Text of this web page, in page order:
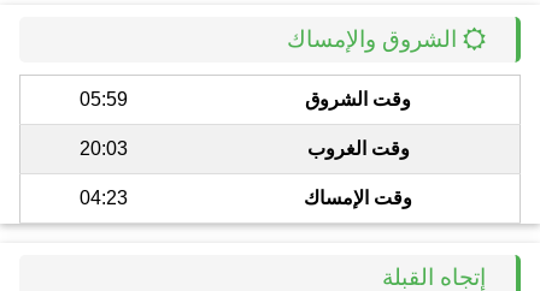
الشروق والإمساك
وقت الشروق 05:59
وقت الغروب 20:03
وقت الإمساك 04:23
إتجاه القبلة